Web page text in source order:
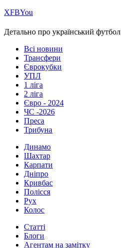
ХFBYou
Детально про український футбол
Всі новини
Трансфери
Єврокубки
УПЛ
1 ліга
2 ліга
Євро - 2024
ЧС -2026
Преса
Трибуна
Динамо
Шахтар
Карпати
Дніпро
Кривбас
Полісся
Рух
Колос
Статті
Блоги
Агентам на замітку